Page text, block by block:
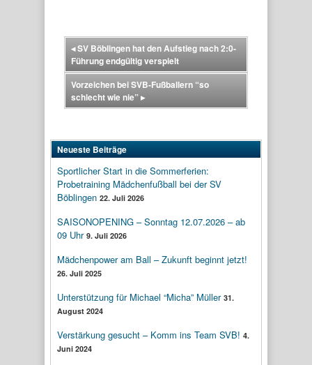
◂SV Böblingen hat den Aufstieg nach 2:0-
Führung endgültig verspielt
Vorzeichen bei SVB-Fußballern “so
schlecht wie nie”▸
Neueste Beiträge
Sportlicher Start in die Sommerferien:
Probetraining Mädchenfußball bei der SV
Böblingen 22. Juli 2026
SAISONOPENING – Sonntag 12.07.2026 – ab
09 Uhr 9. Juli 2026
Mädchenpower am Ball – Zukunft beginnt jetzt!
26. Juli 2025
Unterstützung für Michael “Micha” Müller 31.
August 2024
Verstärkung gesucht – Komm ins Team SVB! 4.
Juni 2024